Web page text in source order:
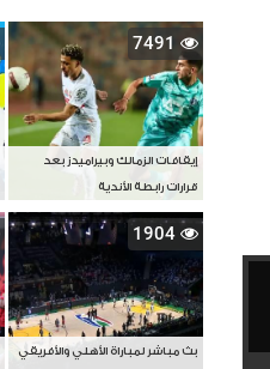
7491
إيقافات الزمالك وبيراميدز بعد
قرارات رابطة الأندية
1904
بث مباشر لمباراة الأهلي والأفريقي